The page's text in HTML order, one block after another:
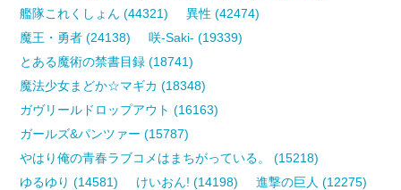
艦隊これくしょん (44321)
異性 (42474)
魔王・勇者 (24138)
咲-Saki- (19339)
とある魔術の禁書目録 (18741)
魔法少女まどか☆マギカ (18348)
ガヴリールドロップアウト (16163)
ガールズ&パンツァー (15787)
やはり俺の青春ラブコメはまちがっている。 (15218)
ゆるゆり (14581)
けいおん! (14198)
進撃の巨人 (12275)